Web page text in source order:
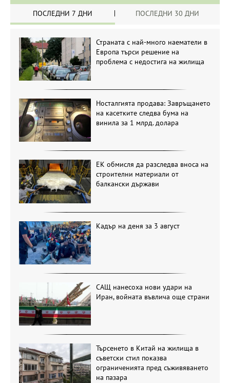
ПОСЛЕДНИ 7 ДНИ ПОСЛЕДНИ 30 ДНИ
Страната с най-много наематели в
Европа търси решение на
проблема с недостига на жилища
Носталгията продава: Завръщането
на касетките следва бума на
винила за 1 млрд. долара
ЕК обмисля да разследва вноса на
строителни материали от
балкански държави
Кадър на деня за 3 август
САЩ нанесоха нови удари на
Иран, войната въвлича още страни
Търсенето в Китай на жилища в
съветски стил показва
ограниченията пред съживяването
на пазара